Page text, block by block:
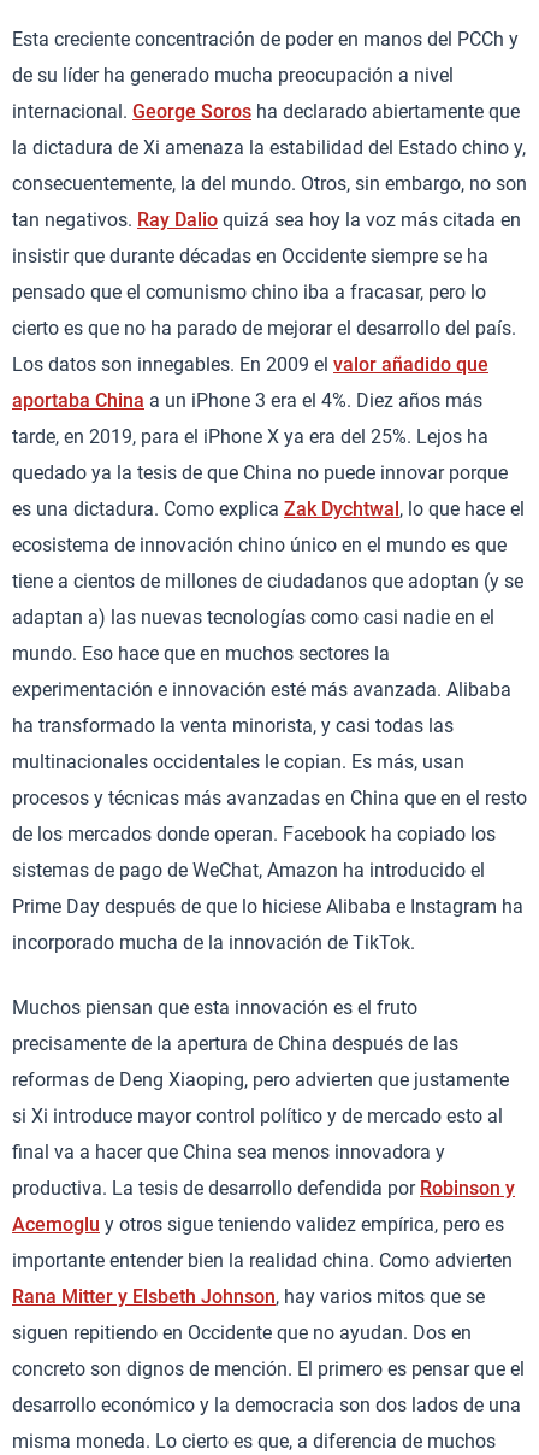
Esta creciente concentración de poder en manos del PCCh y
de su líder ha generado mucha preocupación a nivel
internacional. George Soros ha declarado abiertamente que
la dictadura de Xi amenaza la estabilidad del Estado chino y,
consecuentemente, la del mundo. Otros, sin embargo, no son
tan negativos. Ray Dalio quizá sea hoy la voz más citada en
insistir que durante décadas en Occidente siempre se ha
pensado que el comunismo chino iba a fracasar, pero lo
cierto es que no ha parado de mejorar el desarrollo del país.
Los datos son innegables. En 2009 el valor añadido que
aportaba China a un iPhone 3 era el 4%. Diez años más
tarde, en 2019, para el iPhone X ya era del 25%. Lejos ha
quedado ya la tesis de que China no puede innovar porque
es una dictadura. Como explica Zak Dychtwal , lo que hace el
ecosistema de innovación chino único en el mundo es que
tiene a cientos de millones de ciudadanos que adoptan (y se
adaptan a) las nuevas tecnologías como casi nadie en el
mundo. Eso hace que en muchos sectores la
experimentación e innovación esté más avanzada. Alibaba
ha transformado la venta minorista, y casi todas las
multinacionales occidentales le copian. Es más, usan
procesos y técnicas más avanzadas en China que en el resto
de los mercados donde operan. Facebook ha copiado los
sistemas de pago de WeChat, Amazon ha introducido el
Prime Day después de que lo hiciese Alibaba e Instagram ha
incorporado mucha de la innovación de TikTok.
Muchos piensan que esta innovación es el fruto
precisamente de la apertura de China después de las
reformas de Deng Xiaoping, pero advierten que justamente
si Xi introduce mayor control político y de mercado esto al
final va a hacer que China sea menos innovadora y
productiva. La tesis de desarrollo defendida por Robinson y
Acemoglu y otros sigue teniendo validez empírica, pero es
importante entender bien la realidad china. Como advierten
Rana Mitter y Elsbeth Johnson, hay varios mitos que se
siguen repitiendo en Occidente que no ayudan. Dos en
concreto son dignos de mención. El primero es pensar que el
desarrollo económico y la democracia son dos lados de una
misma moneda. Lo cierto es que, a diferencia de muchos